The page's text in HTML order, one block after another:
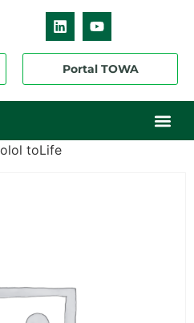
Portal TOWA
toLife